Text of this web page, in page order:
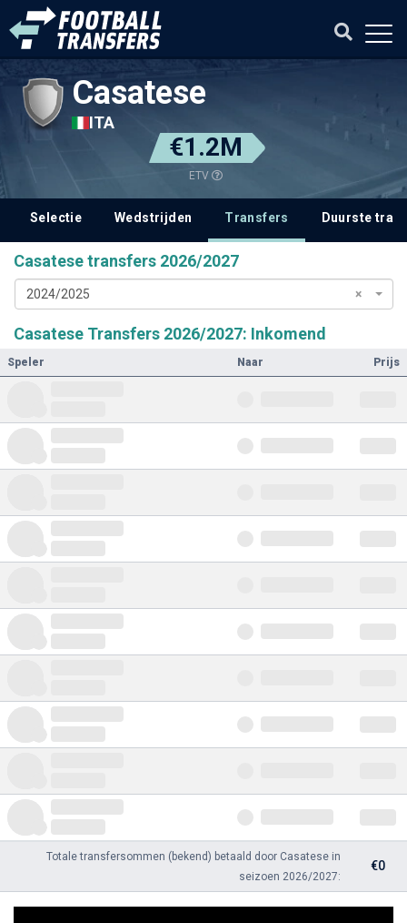
Casatese
ITA
€1.2M
ETV
Selectie Wedstrijden Transfers Duurste
Casatese transfers 2026/2027
×
2024/2025
Casatese Transfers 2026/2027: Inkomend
Speler Naar Prijs
Totale transfersommen (bekend) betaald door Casatese in
seizoen 2026/2027:
€0